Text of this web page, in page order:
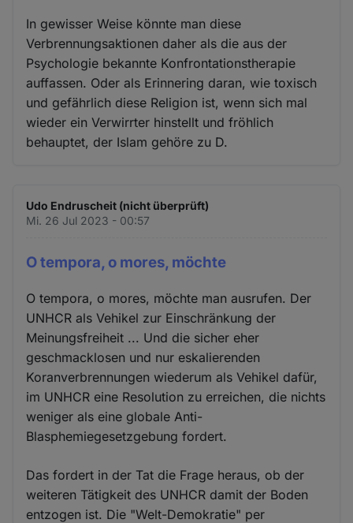
In gewisser Weise könnte man diese
Verbrennungsaktionen daher als die aus der
Psychologie bekannte Konfrontationstherapie
auffassen. Oder als Erinnering daran, wie toxisch
und gefährlich diese Religion ist, wenn sich mal
wieder ein Verwirrter hinstellt und fröhlich
behauptet, der Islam gehöre zu D.
Udo Endruscheit (nicht überprüft)
Mi. 26 Jul 2023 - 00:57
O tempora, o mores, möchte
O tempora, o mores, möchte man ausrufen. Der
UNHCR als Vehikel zur Einschränkung der
Meinungsfreiheit ... Und die sicher eher
geschmacklosen und nur eskalierenden
Koranverbrennungen wiederum als Vehikel dafür,
im UNHCR eine Resolution zu erreichen, die nichts
weniger als eine globale Anti-
Blasphemiegesetzgebung fordert.
Das fordert in der Tat die Frage heraus, ob der
weiteren Tätigkeit des UNHCR damit der Boden
entzogen ist. Die "Welt-Demokratie" per